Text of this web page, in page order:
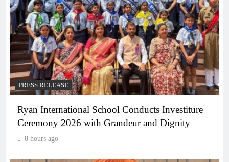
PRESS RELEASE
Ryan International School Conducts Investiture
Ceremony 2026 with Grandeur and Dignity
8 hours ago